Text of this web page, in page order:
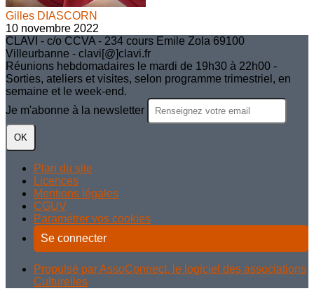
Gilles DIASCORN
10 novembre 2022
CLAVI - c/o CCVA - 234 cours Emile Zola 69100
Villeurbanne - clavi[@]clavi.fr
Réunions hebdomadaires le mardi de 19h30 à 22h00 -
Sorties, ateliers et visites, selon programme trimestriel, en
semaine et le week-end.
Je m'abonne à la newsletter
OK
Plan du site
Licences
Mentions légales
CGUV
Paramétrer vos cookies
Se connecter
Propulsé par AssoConnect, le logiciel des associations
Culturelles